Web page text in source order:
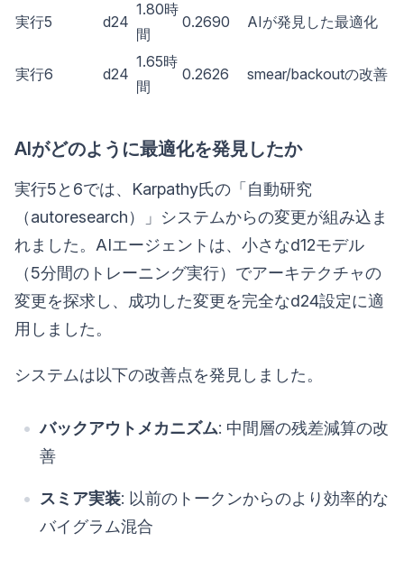
実行5 d24
1.80時
間
0.2690 AIが発見した最適化
実行6 d24
1.65時
間
0.2626 smear/backoutの改善
AIがどのように最適化を発見したか
実行5と6では、Karpathy氏の「自動研究
（autoresearch）」システムからの変更が組み込ま
れました。AIエージェントは、小さなd12モデル
（5分間のトレーニング実行）でアーキテクチャの
変更を探求し、成功した変更を完全なd24設定に適
用しました。
システムは以下の改善点を発見しました。
バックアウトメカニズム: 中間層の残差減算の改
善
スミア実装: 以前のトークンからのより効率的な
バイグラム混合